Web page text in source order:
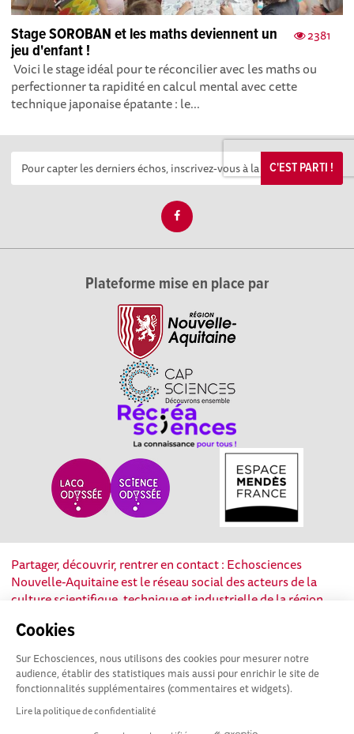
Cookies
Sur Echosciences, nous utilisons des cookies pour mesurer notre
audience, établir des statistiques mais aussi pour enrichir le site de
fonctionnalités supplémentaires (commentaires et widgets).
Lire la politique de confidentialité
2381
Stage SOROBAN et les maths deviennent un
jeu d'enfant !
Voici le stage idéal pour te réconcilier avec les maths ou
perfectionner ta rapidité en calcul mental avec cette
technique japonaise épatante : le...
C'EST PARTI !
Plateforme mise en place par
Partager, découvrir, rentrer en contact : Echosciences
Nouvelle-Aquitaine est le réseau social des acteurs de la
culture scientifique, technique et industrielle de la région.
Mentions légales
|Ligne éditoriale